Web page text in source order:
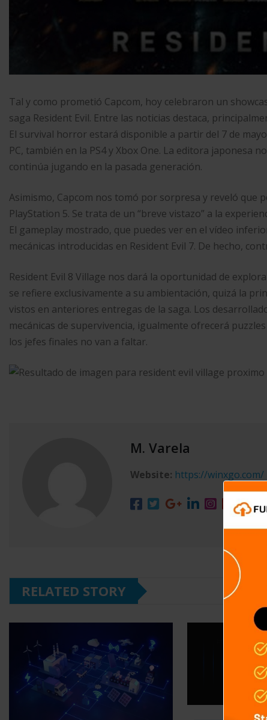
Tal y como prometió Capcom, hoy celebraron un
saga Resident Evil. Entre las noticias destaca,
El survival horror estará disponible a partir del 7 de
PC, también en la PS4 y Xbox One. La editora japonesa
continúa jugando en la pasada generación.
Asimismo, Capcom nos tomó por sorpresa y reveló que
PlayStation 5. Se trata de un “breve vistazo” a la
El gameplay mostrado, que puedes ver en el vídeo
mecánicas introducidas en Resident Evil 7. De hecho,
Resident Evil 8 Village nos dará la oportunidad de
se refiere exclusivamente a su ambientación, quizá la
vistos en anteriores entregas de la saga. Los
mecánicas de supervivencia, igualmente ofrecerá
los jefes finales no van a faltar.
M. Varela
Website: https://winxgo.com/
RELATED STORY